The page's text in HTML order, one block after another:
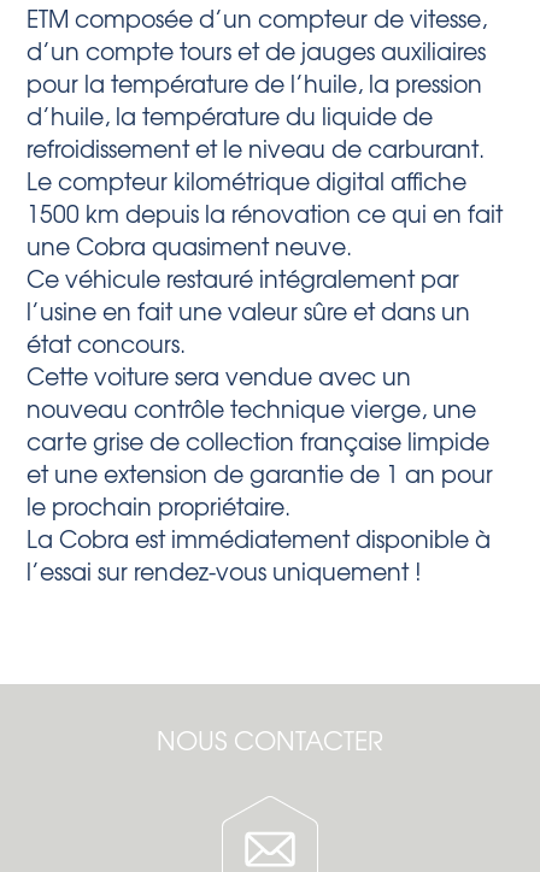
ETM composée d’un compteur de vitesse,
d’un compte tours et de jauges auxiliaires
pour la température de l’huile, la pression
d’huile, la température du liquide de
refroidissement et le niveau de carburant.
Le compteur kilométrique digital affiche
1500 km depuis la rénovation ce qui en fait
une Cobra quasiment neuve.
Ce véhicule restauré intégralement par
l’usine en fait une valeur sûre et dans un
état concours.
Cette voiture sera vendue avec un
nouveau contrôle technique vierge, une
carte grise de collection française limpide
et une extension de garantie de 1 an pour
le prochain propriétaire.
La Cobra est immédiatement disponible à
l’essai sur rendez-vous uniquement !
NOUS CONTACTER